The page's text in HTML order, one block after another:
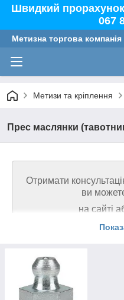
Швидкий
067
Метизна торгова
Метизи та кріплення
Прес маслянки
Отримати
ви
на сайті